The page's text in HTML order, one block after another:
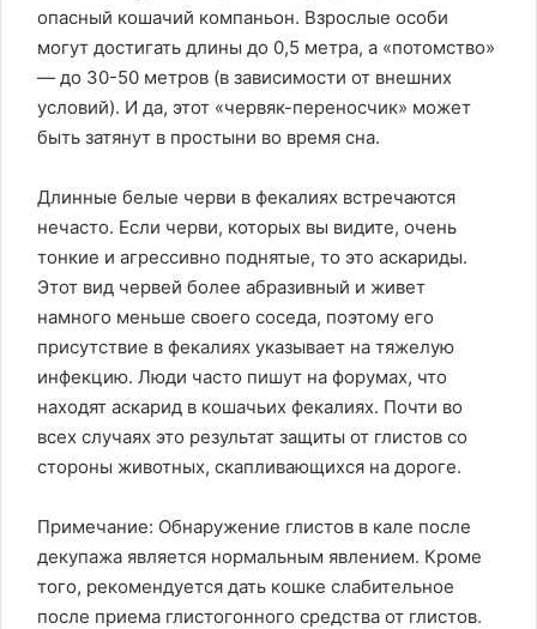
опасный кошачий компаньон. Взрослые особи
могут достигать длины до 0,5 метра, а «потомство»
— до 30-50 метров (в зависимости от внешних
условий). И да, этот «червяк-переносчик» может
быть затянут в простыни во время сна.
Длинные белые черви в фекалиях встречаются
нечасто. Если черви, которых вы видите, очень
тонкие и агрессивно поднятые, то это аскариды.
Этот вид червей более абразивный и живет
намного меньше своего соседа, поэтому его
присутствие в фекалиях указывает на тяжелую
инфекцию. Люди часто пишут на форумах, что
находят аскарид в кошачьих фекалиях. Почти во
всех случаях это результат защиты от глистов со
стороны животных, скапливающихся на дороге.
Примечание: Обнаружение глистов в кале после
декупажа является нормальным явлением. Кроме
того, рекомендуется дать кошке слабительное
после приема глистогонного средства от глистов.